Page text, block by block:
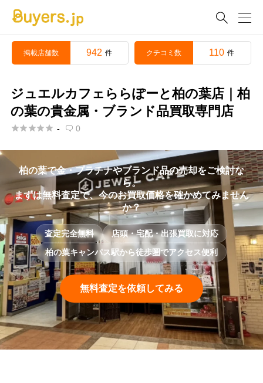

掲載店舗数 942 件 クチコミ数 110 件
ジュエルカフェららぽーと柏の葉店｜柏
の葉の貴金属・ブランド品買取専門店
 -  0
柏の葉で金・プラチナやブランド品の売却をご検討な
ら。
まずは無料査定で、今のお買取価格を確かめてみません
か？
査定完全無料
店頭・宅配・出張買取に対応
柏の葉キャンパス駅から徒歩圏でアクセス便利
無料査定を依頼してみる